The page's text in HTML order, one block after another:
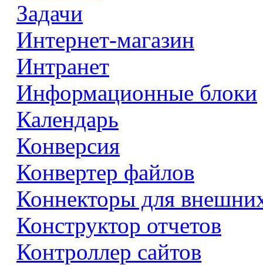
Задачи
Интернет-магазин
Интранет
Информационные блоки
Календарь
Конверсия
Конвертер файлов
Коннекторы для
Конструктор отчетов
Контроллер сайтов